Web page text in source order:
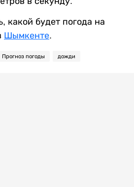
какой будет погода на
Шымкенте.
Прогноз погоды дожди